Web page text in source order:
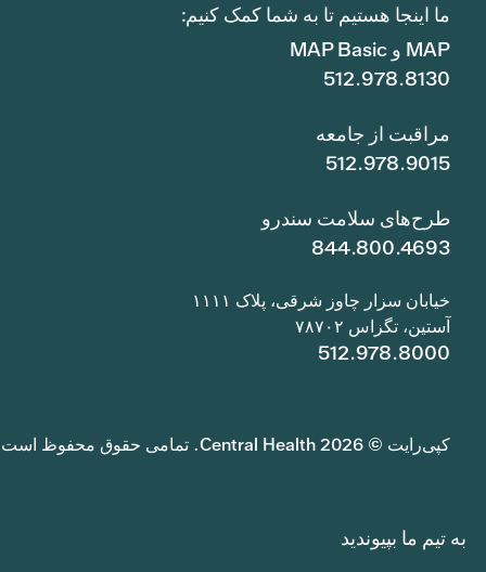
ما اینجا هستیم تا به شما کمک کنیم:
MAP و MAP Basic
512.978.8130
مراقبت از جامعه
512.978.9015
طرح‌های سلامت سندرو
844.800.4693
خیابان سزار چاوز شرقی، پلاک ۱۱۱۱
آستین، تگزاس ۷۸۷۰۲
512.978.8000
کپی‌رایت © 2026 Central Health. تمامی حقوق محفوظ است.
به تیم ما بپیوندید